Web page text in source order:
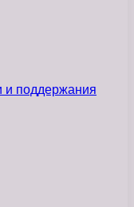
и поддержания